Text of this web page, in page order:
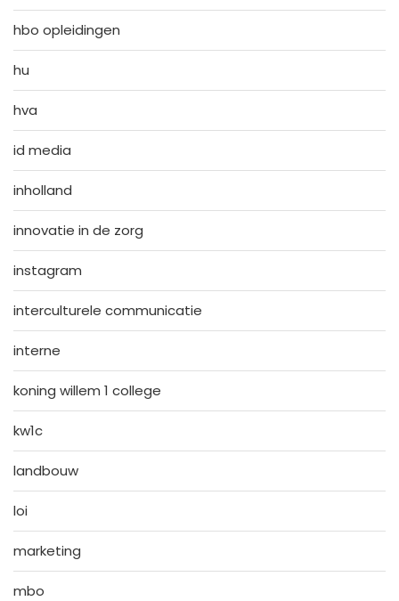
hbo opleidingen
hu
hva
id media
inholland
innovatie in de zorg
instagram
interculturele communicatie
interne
koning willem 1 college
kw1c
landbouw
loi
marketing
mbo